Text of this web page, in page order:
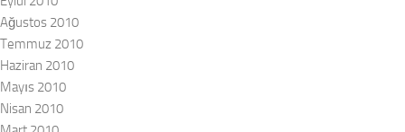
Ağustos 2010
Temmuz 2010
Haziran 2010
Mayıs 2010
Nisan 2010